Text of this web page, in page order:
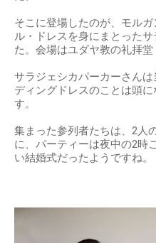
出典：http://img.25ans.jp
結婚式はブラックのウェデ
サラジェシカパーカーさん
は驚くような企画がありまし
それは、結婚式のことを家族
ィーということで招待した
客でしたが、誰もが単なるパ
ル・ドレスを身にまとった